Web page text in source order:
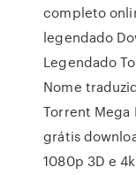
completo
legendado
Legendado
Nome
Torrent Mega
grátis
1080p 3D e